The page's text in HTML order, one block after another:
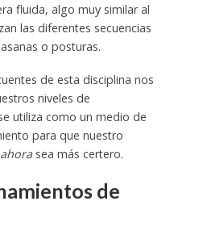
fluida, algo muy similar al
las diferentes secuencias
o posturas.
de esta disciplina nos
niveles de
utiliza como un medio de
para que nuestro
sea más certero.
de